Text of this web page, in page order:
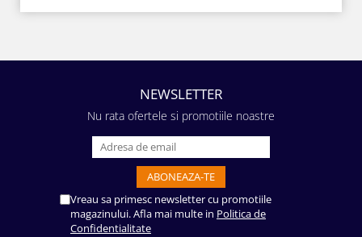
NEWSLETTER
Nu rata ofertele si promotiile noastre
Vreau sa primesc newsletter cu promotiile
magazinului. Afla mai multe in Politica de
Confidentialitate